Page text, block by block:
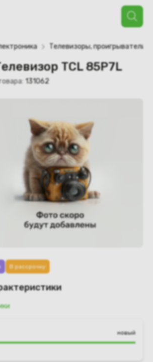
Поиск
товаров
Телевизоры, проигрыватели
TCL 85P7L
131062
В рассрочку
новый